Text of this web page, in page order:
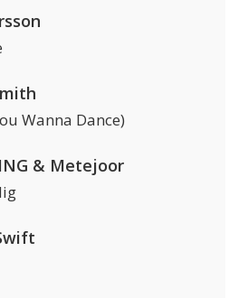
Wanna Dance)
& Metejoor